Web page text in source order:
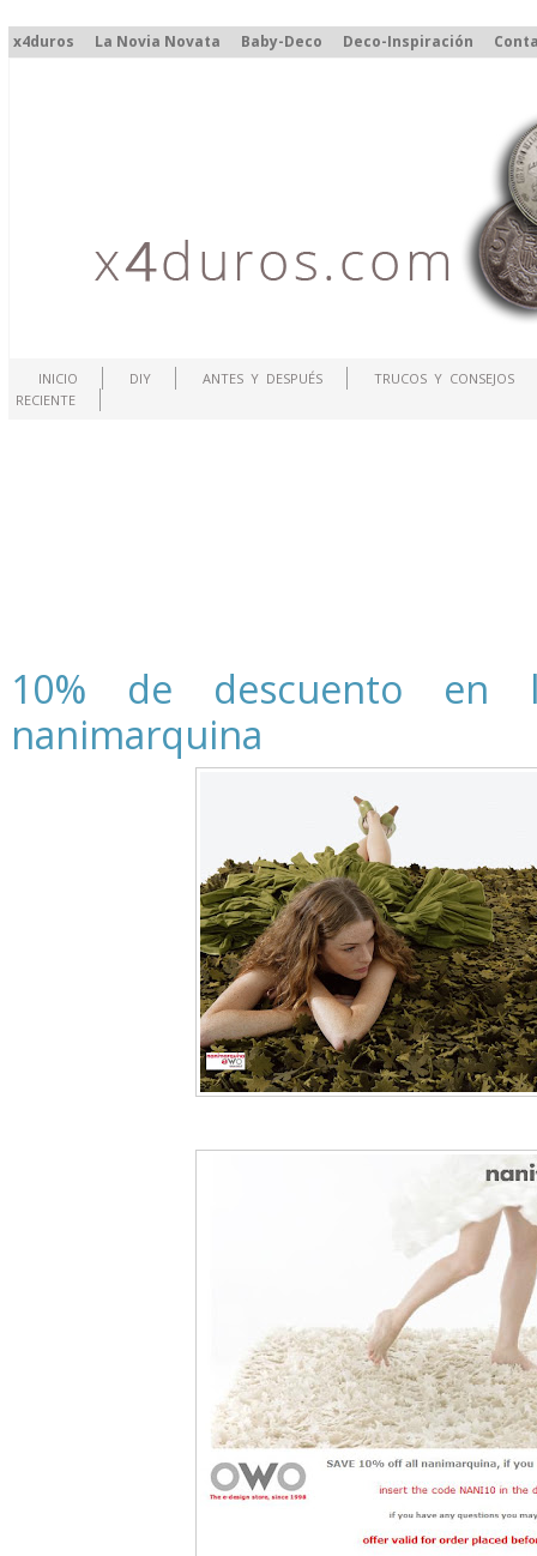
x4duros La Novia Novata Baby-Deco Deco-Inspiración
INICIO DIY ANTES Y DESPUÉS
TRUCOS Y CONSEJOS
RECIENTE
10% de descuento en
nanimarquina